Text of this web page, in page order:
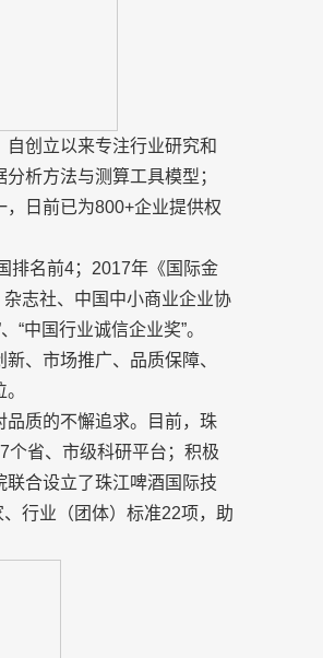
创立以来专注行业研究和
析方法与测算工具模型；
日前已为800+企业提供权
排名前4；2017年《国际金
志社、中国中小商业企业协
中国行业诚信企业奖”。
、市场推广、品质保障、
品质的不懈追求。目前，珠
个省、市级科研平台；积极
合设立了珠江啤酒国际技
行业（团体）标准22项，助